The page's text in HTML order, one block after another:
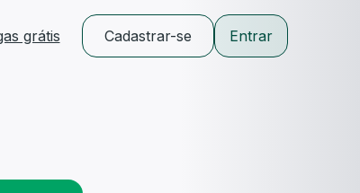
grátis Cadastrar-se Entrar